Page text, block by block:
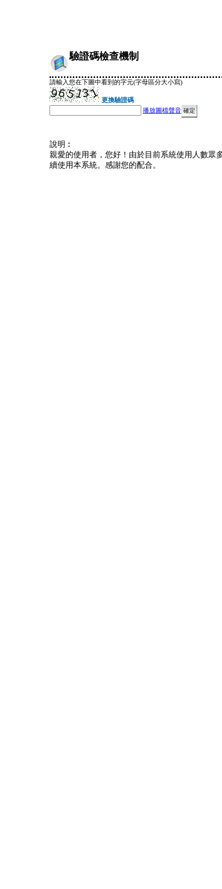
驗證碼檢查機制
請輸入您在下圖中看到的字元(字母區分大小寫)
更換驗證碼
播放圖檔聲音
說明︰
親愛的使用者，您好！由於目前系統使用人數眾
續使用本系統。感謝您的配合。